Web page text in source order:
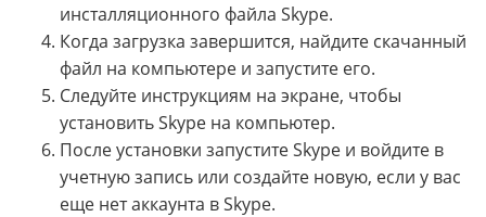
инсталляционного файла Skype.
Когда загрузка завершится, найдите скачанный
файл на компьютере и запустите его.
Следуйте инструкциям на экране, чтобы
установить Skype на компьютер.
После установки запустите Skype и войдите в
учетную запись или создайте новую, если у вас
еще нет аккаунта в Skype.